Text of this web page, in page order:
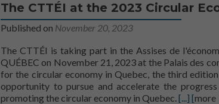
The CTTÉI at the 2023 Circular
Published on November 20, 2023
The CTTÉI is taking part in the Assises de
QUÉBEC on November 21, 2023 at the Palais des
for the circular economy in Quebec, the third
opportunity to pursue and accelerate the
promoting the circular economy in Quebec.Learn
[...] [more